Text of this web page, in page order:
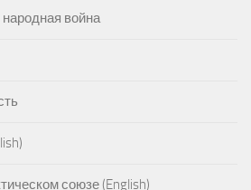
война
союзе (English)